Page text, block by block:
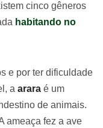
cinco gêneros
habitando no
e por ter dificuldade
a arara é um
de animais.
ameaça fez a ave